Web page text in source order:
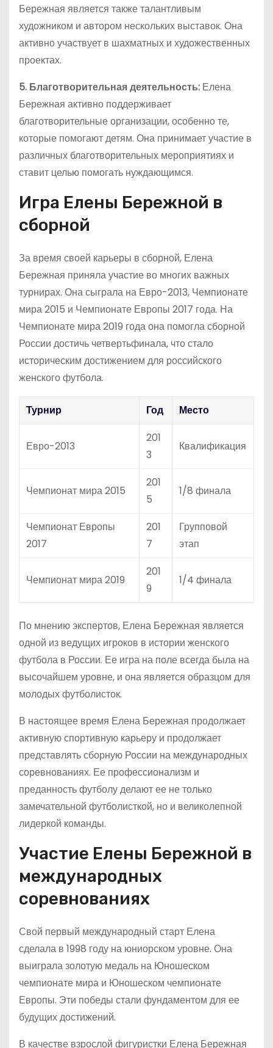
Бережная является также талантливым
художником и автором нескольких выставок. Она
активно участвует в шахматных и художественных
проектах.
5. Благотворительная деятельность: Елена
Бережная активно поддерживает
благотворительные организации, особенно те,
которые помогают детям. Она принимает участие в
различных благотворительных мероприятиях и
ставит целью помогать нуждающимся.
Игра Елены Бережной в
сборной
За время своей карьеры в сборной, Елена
Бережная приняла участие во многих важных
турнирах. Она сыграла на Евро-2013, Чемпионате
мира 2015 и Чемпионате Европы 2017 года. На
Чемпионате мира 2019 года она помогла сборной
России достичь четвертьфинала, что стало
историческим достижением для российского
женского футбола.
Турнир Год Место
Евро-2013
201
3
Квалификация
Чемпионат мира 2015
201
5
1/8 финала
Чемпионат Европы
2017
201
7
Групповой
этап
Чемпионат мира 2019
201
9
1/4 финала
По мнению экспертов, Елена Бережная является
одной из ведущих игроков в истории женского
футбола в России. Ее игра на поле всегда была на
высочайшем уровне, и она является образцом для
молодых футболисток.
В настоящее время Елена Бережная продолжает
активную спортивную карьеру и продолжает
представлять сборную России на международных
соревнованиях. Ее профессионализм и
преданность футболу делают ее не только
замечательной футболисткой, но и великолепной
лидеркой команды.
Участие Елены Бережной в
международных
соревнованиях
Свой первый международный старт Елена
сделала в 1998 году на юниорском уровне. Она
выиграла золотую медаль на Юношеском
чемпионате мира и Юношеском чемпионате
Европы. Эти победы стали фундаментом для ее
будущих достижений.
В качестве взрослой фигуристки Елена Бережная